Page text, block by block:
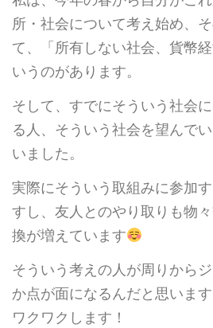
所・社会について考え始め、
て、「所有しない社会、貨幣
いうのがあります。
そして、すでにそういう社会
る人、そういう社会を望んで
いました。
実際にそういう取組みに参加
すし、友人とのやり取りも物
換が増えています
そういう考えの人が周りから
か点が面になるんだと思います
ワクワクします！